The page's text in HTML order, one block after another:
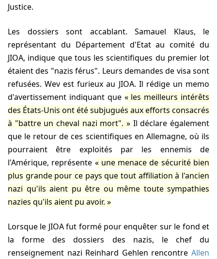
Justice.
Les dossiers sont accablant. Samauel Klaus, le
représentant du Département d'Etat au comité du
JIOA, indique que tous les scientifiques du premier lot
étaient des "nazis férus". Leurs demandes de visa sont
refusées. Wev est furieux au JIOA. Il rédige un memo
d'avertissement indiquant que
les meilleurs intérêts
des États-Unis ont été subjugués aux efforts consacrés
à "battre un cheval nazi mort".
Il déclare également
que le retour de ces scientifiques en Allemagne, où ils
pourraient être exploités par les ennemis de
l'Amérique, représente
une menace de sécurité bien
plus grande pour ce pays que tout affiliation à l'ancien
nazi qu'ils aient pu être ou même toute sympathies
nazies qu'ils aient pu avoir.
Lorsque le JIOA fut formé pour enquêter sur le fond et
la forme des dossiers des nazis, le chef du
renseignement nazi Reinhard Gehlen rencontre Allen